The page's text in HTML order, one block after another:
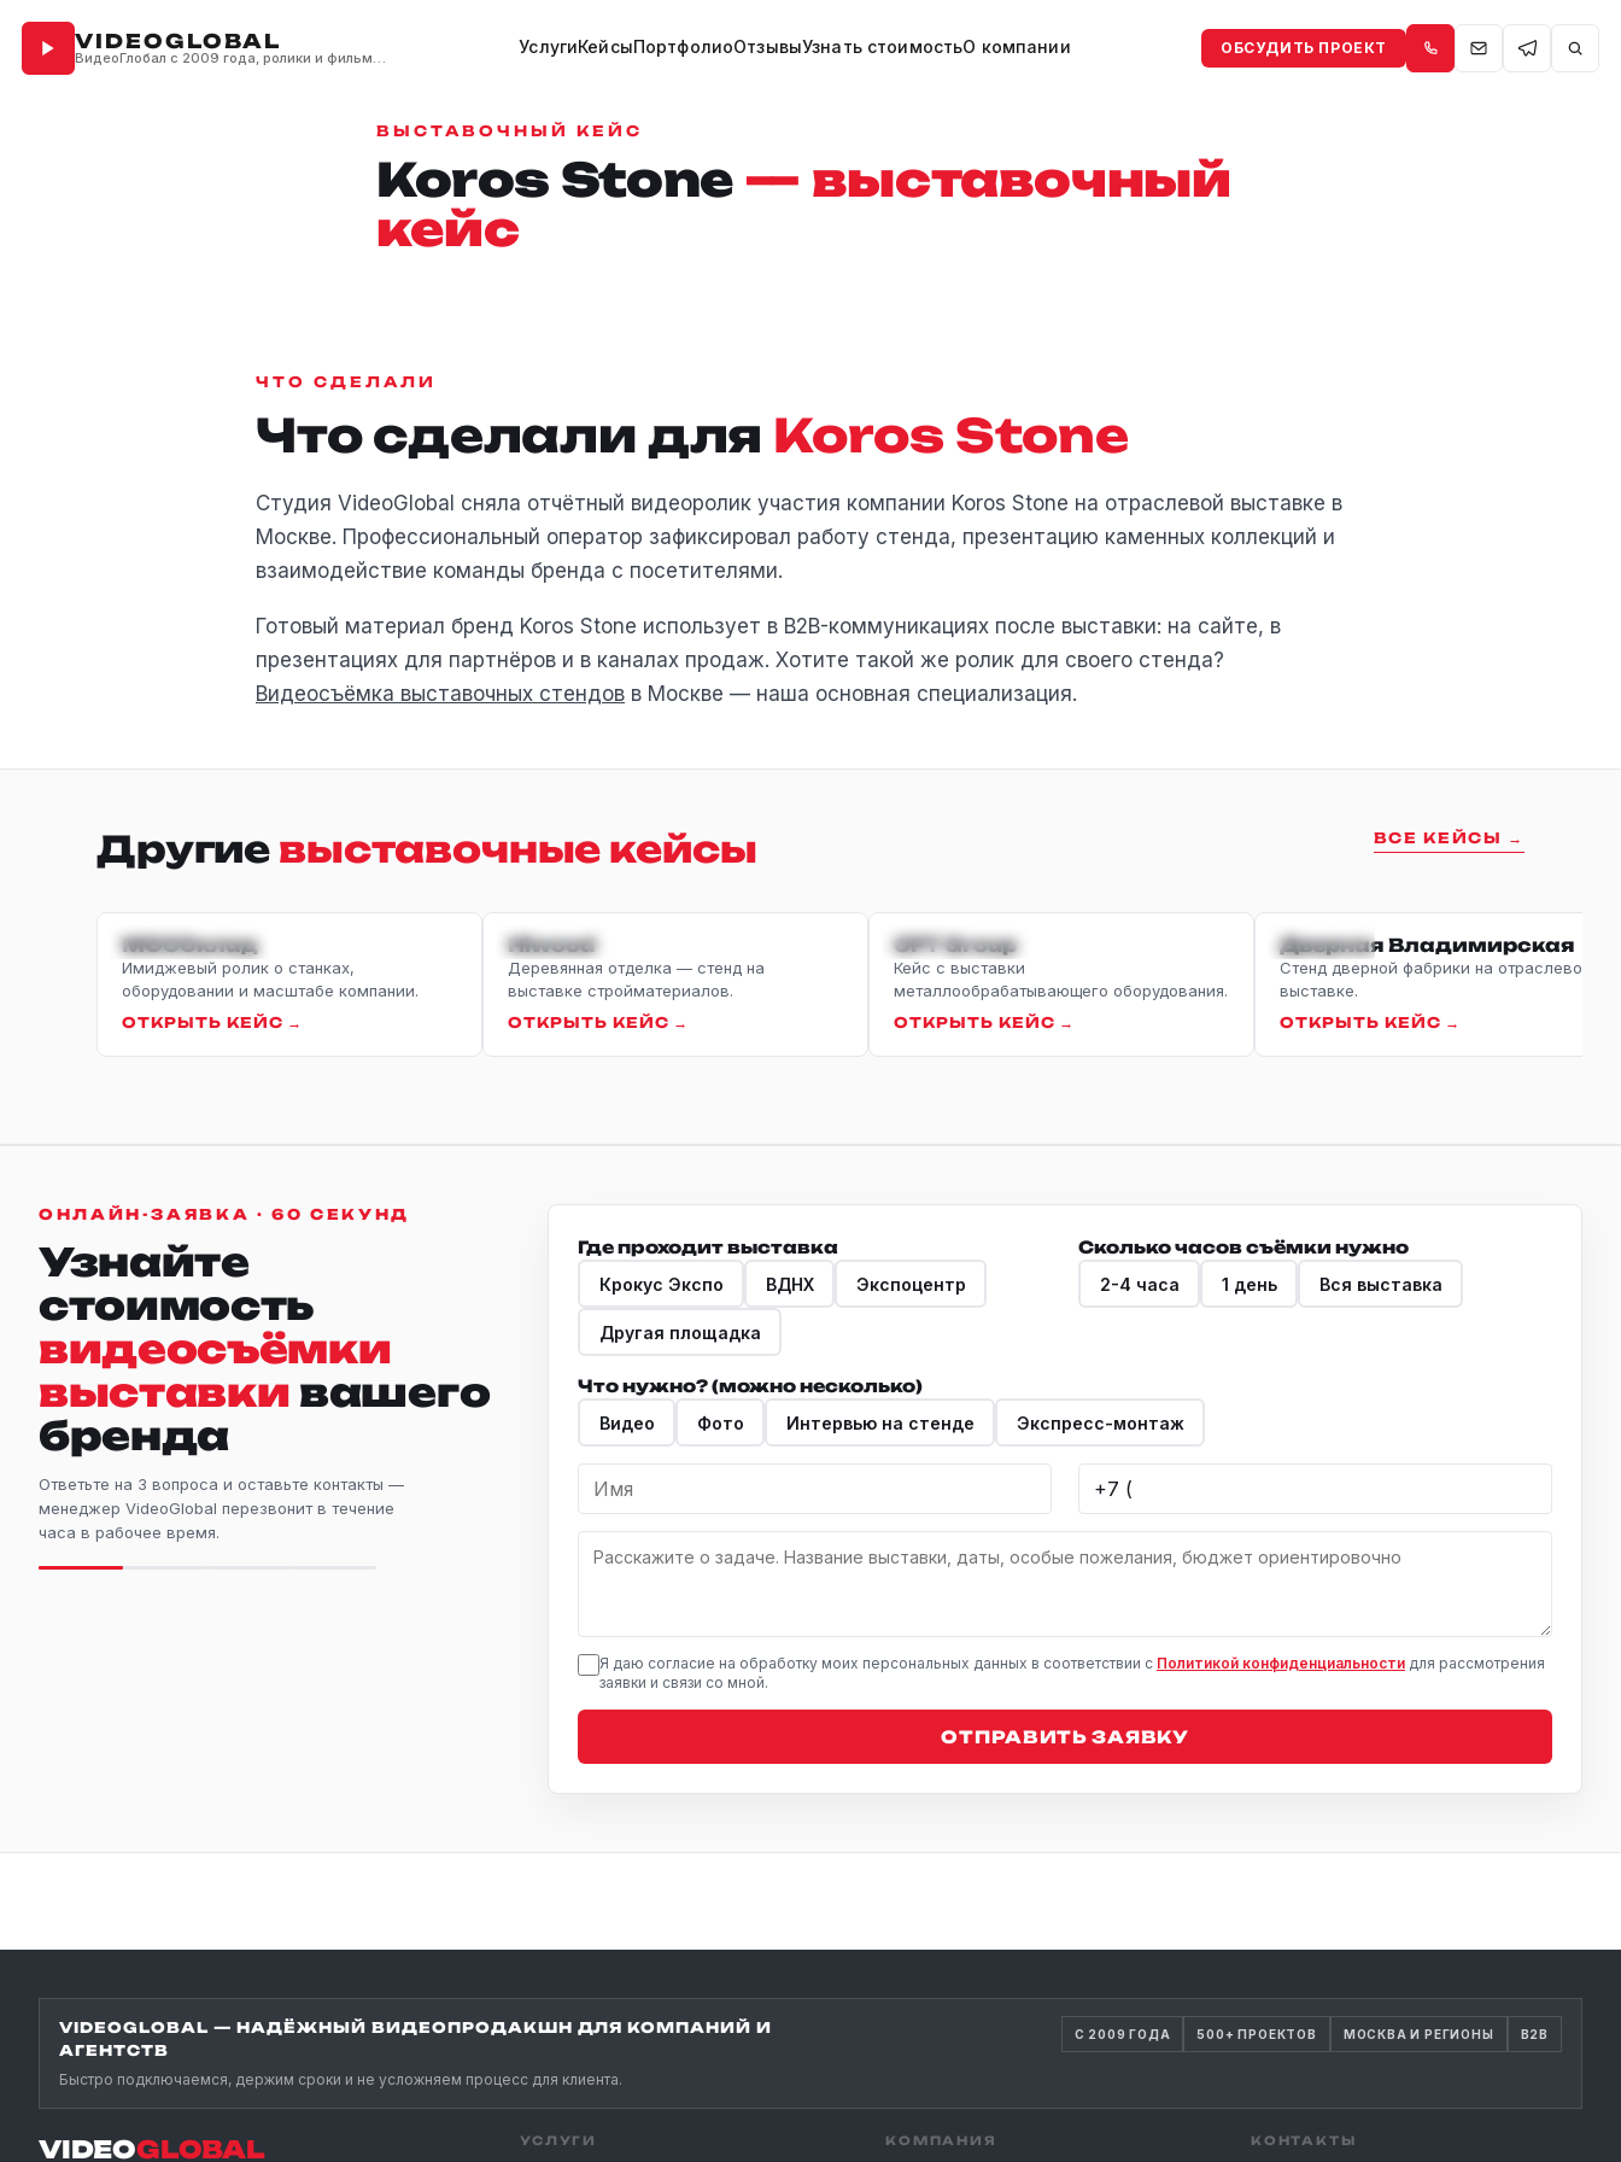
VIDEOGLOBAL
ВидеоГлобал с 2009 года, ролики и фильмы для бизнеса
УслугиКейсыПортфолиоОтзывыУзнать стоимостьО компании ОБСУДИТЬ ПРОЕКТ
ВЫСТАВОЧНЫЙ КЕЙС
Koros Stone — выставочный
кейс
ЧТО СДЕЛАЛИ
Что сделали для Koros Stone
Студия VideoGlobal сняла отчётный видеоролик участия компании Koros Stone на отраслевой выставке в
Москве. Профессиональный оператор зафиксировал работу стенда, презентацию каменных коллекций и
взаимодействие команды бренда с посетителями.
Готовый материал бренд Koros Stone использует в B2B-коммуникациях после выставки: на сайте, в
презентациях для партнёров и в каналах продаж. Хотите такой же ролик для своего стенда?
Видеосъёмка выставочных стендов в Москве — наша основная специализация.
Другие выставочные кейсы ВСЕ КЕЙСЫ →
ИМИДЖЕВЫЙ
МОССклад
Имиджевый ролик о станках,
оборудовании и масштабе компании.
ОТКРЫТЬ КЕЙС →
СТРОЙКА
Hiwood
Деревянная отделка — стенд на
выставке стройматериалов.
ОТКРЫТЬ КЕЙС →
МЕТАЛЛООБРАБОТКА
CFT Group
Кейс с выставки
металлообрабатывающего оборудования.
ОТКРЫТЬ КЕЙС →
ДВЕРИ
Дверная Владимирская
Стенд дверной фабрики на отраслевой
выставке.
ОТКРЫТЬ КЕЙС →
ОНЛАЙН-ЗАЯВКА · 60 СЕКУНД
Узнайте
стоимость
видеосъёмки
выставки вашего
бренда
Ответьте на 3 вопроса и оставьте контакты —
менеджер VideoGlobal перезвонит в течение
часа в рабочее время.
Где проходит выставка
Крокус Экспо
ВДНХ Экспоцентр
Другая площадка
Сколько часов съёмки нужно
2-4 часа
1 день Вся выставка
Что нужно? (можно несколько)
Видео
Фото Интервью на стенде Экспресс-монтаж
Я даю согласие на обработку моих персональных данных в соответствии с Политикой конфиденциальности для рассмотрения
заявки и связи со мной.
ОТПРАВИТЬ ЗАЯВКУ
VIDEOGLOBAL — НАДЁЖНЫЙ ВИДЕОПРОДАКШН ДЛЯ КОМПАНИЙ И
АГЕНТСТВ
Быстро подключаемся, держим сроки и не усложняем процесс для клиента.
С 2009 ГОДА 500+ ПРОЕКТОВ МОСКВА И РЕГИОНЫ B2B
VIDEOGLOBAL УСЛУГИ КОМПАНИЯ КОНТАКТЫ